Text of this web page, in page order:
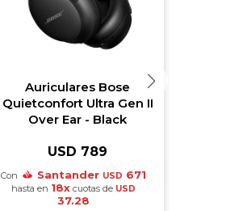
Auriculares Bose
Quietconfort Ultra Gen II
Over Ear - Black
USD 789
Con Santander USD 671
hasta en 18x cuotas de USD
37.28